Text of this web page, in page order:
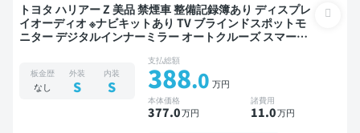
トヨタ ハリアー Z 美品 禁煙車 整備記録簿あり ディスプレ
イオーディオ ※ナビキットあり TV ブラインドスポットモ
ニター デジタルインナーミラー オートクルーズ スマート
板金歴
なし
外装
S
内装
S
支払総額
388.0 万円
本体価格
377.0万円
諸費用
11.0万円